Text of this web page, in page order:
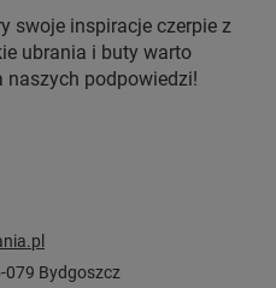
swoje inspiracje czerpie z
ubrania i buty warto
naszych podpowiedzi!
079 Bydgoszcz